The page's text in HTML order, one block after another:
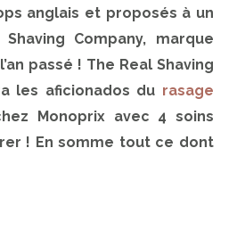
anglais et proposés à un
Company, marque
passé ! The Real Shaving
les aficionados du rasage
Monoprix avec 4 soins
! En somme tout ce dont